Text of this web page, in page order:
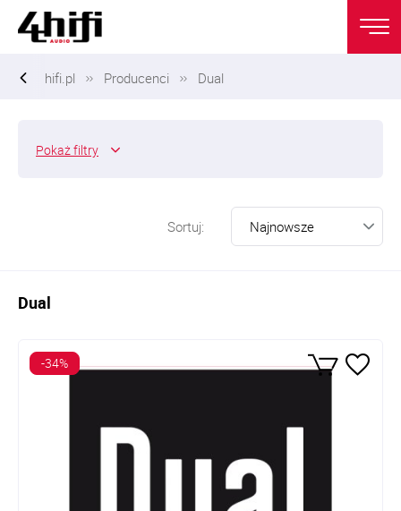
hifi.pl Producenci Dual
Pokażfiltry
Sortuj:
Dual
-34%